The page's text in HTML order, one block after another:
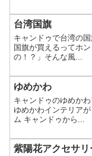
台湾国旗
キャンドゥで台湾の
国旗が買えるってホ
の！？」そんな風...
ゆめかわ
キャンドゥのゆめか
ゆめかわインテリア
ム キャンドゥから...
紫陽花アクセサリ